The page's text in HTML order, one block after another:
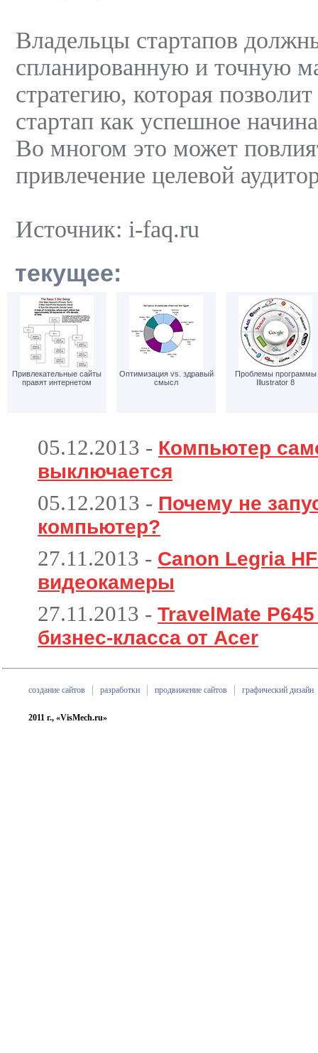
Владельцы стартапов
спланированную и точную
стратегию, которая
стартап как успешное
Во многом это может
привлечение целевой
Источник: i-faq.ru
текущее:
Привлекательные сайты
правят интернетом
Оптимизация vs. здравый
смысл
Проблемы программы
Illustrator 8
05.12.2013 - Компьютер
выключается
05.12.2013 - Почему не
компьютер?
27.11.2013 - Canon Legria
видеокамеры
27.11.2013 - TravelMate
бизнес-класса от Acer
создание сайтов разработки продвижение сайтов графический дизайн
2011 г., «VisMech.ru»